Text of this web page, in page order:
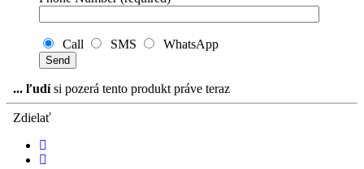
Call SMS WhatsApp
... ľudísi pozerá tento produkt práve teraz
Zdielať